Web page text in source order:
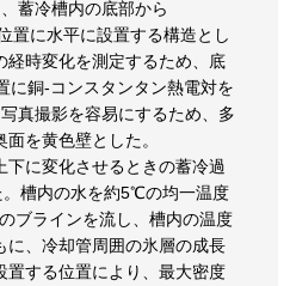
蓄冷槽内の底部から
置に水平に設置する構造とし
経時変化を測定するため、底
に銅-コンスタンタン熱電対を
真撮影を容易にするため、多
を黄色壁とした。
下に変化させるときの蓄冷過
槽内の水を約5℃の均一温度
ブラインを流し、槽内の温度
に、冷却管周囲の氷層の成長
置する位置により、最大密度